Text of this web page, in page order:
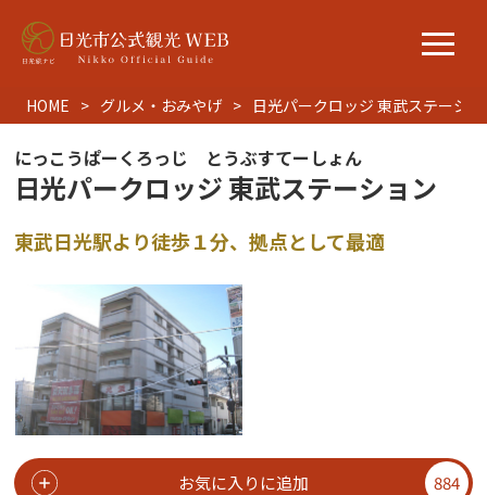
HOME グルメ・おみやげ 日光パークロッジ 東武ステーシ
にっこうぱーくろっじ とうぶすてーしょん
日光パークロッジ 東武ステーション
東武日光駅より徒歩１分、拠点として最適
お気に入りに追加 884